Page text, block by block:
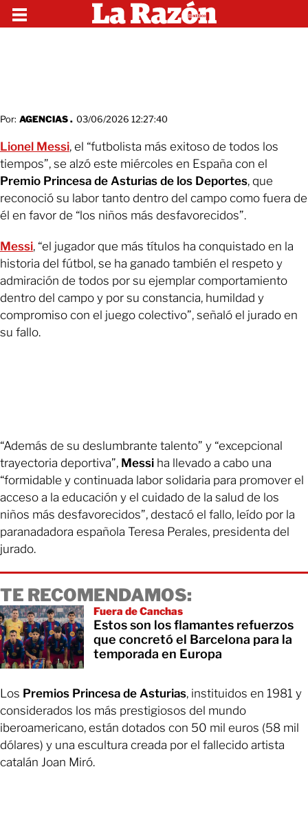
Por: AGENCIAS . 03/06/2026 12:27:40
Lionel Messi, el “futbolista más exitoso de todos los
tiempos”, se alzó este miércoles en España con el
Premio Princesa de Asturias de los Deportes, que
reconoció su labor tanto dentro del campo como fuera de
él en favor de “los niños más desfavorecidos”.
Messi, “el jugador que más títulos ha conquistado en la
historia del fútbol, se ha ganado también el respeto y
admiración de todos por su ejemplar comportamiento
dentro del campo y por su constancia, humildad y
compromiso con el juego colectivo”, señaló el jurado en
su fallo.
“Además de su deslumbrante talento” y “excepcional
trayectoria deportiva”, Messi ha llevado a cabo una
“formidable y continuada labor solidaria para promover el
acceso a la educación y el cuidado de la salud de los
niños más desfavorecidos”, destacó el fallo, leído por la
paranadadora española Teresa Perales, presidenta del
jurado.
TE RECOMENDAMOS:
Fuera de Canchas
Estos son los flamantes refuerzos
que concretó el Barcelona para la
temporada en Europa
Los Premios Princesa de Asturias, instituidos en 1981 y
considerados los más prestigiosos del mundo
iberoamericano, están dotados con 50 mil euros (58 mil
dólares) y una escultura creada por el fallecido artista
catalán Joan Miró.